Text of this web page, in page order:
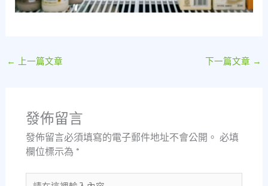
← 上一篇文章 下一篇文章 →
發佈留言
發佈留言必須填寫的電子郵件地址不會公開。 必填
欄位標示為 *
請